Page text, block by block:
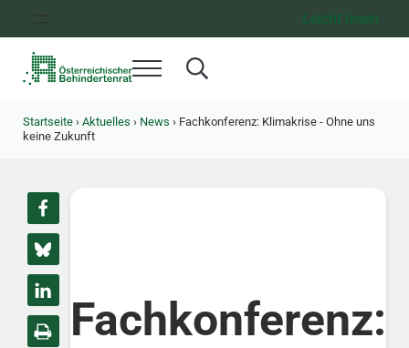
Leicht lesen
Menü Search...
Startseite › Aktuelles › News ›Fachkonferenz: Klimakrise - Ohne uns
keine Zukunft
Fachkonferenz: